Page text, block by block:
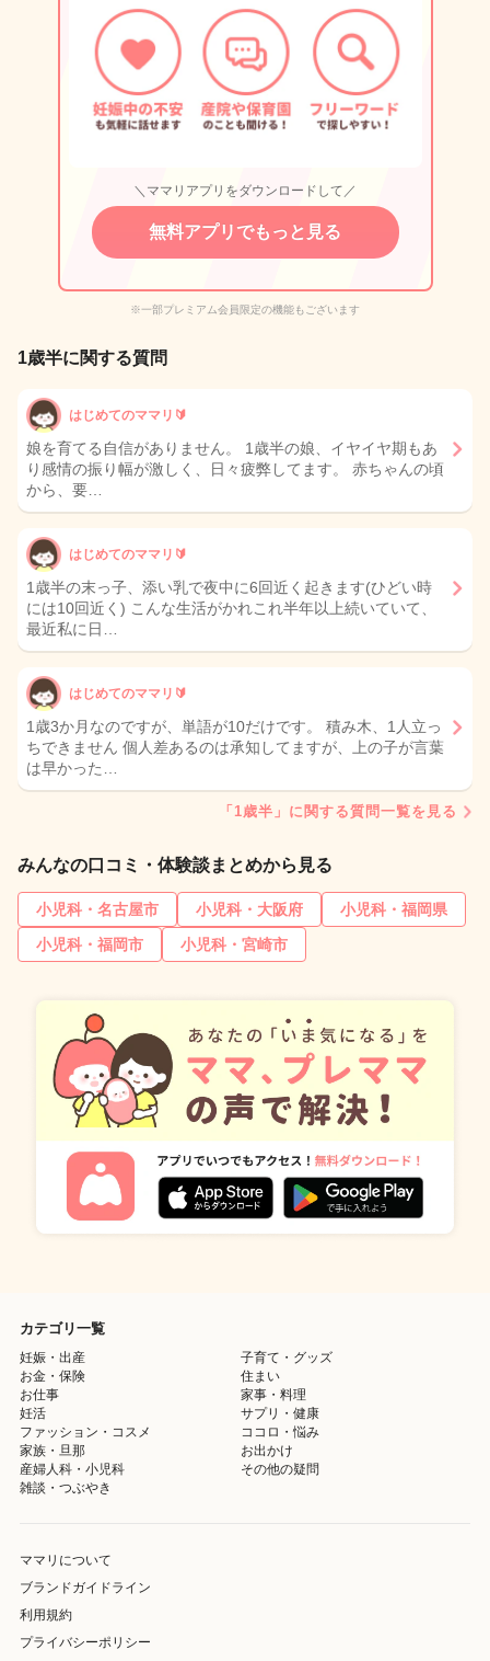
＼ママリアプリをダウンロードして／
無料アプリでもっと見る
※一部プレミアム会員限定の機能もございます
1歳半に関する質問
はじめてのママリ🔰
娘を育てる自信がありません。 1歳半の娘、イヤイヤ期もあ
り感情の振り幅が激しく、日々疲弊してます。 赤ちゃんの頃
から、要…
はじめてのママリ🔰
1歳半の末っ子、添い乳で夜中に6回近く起きます(ひどい時
には10回近く) こんな生活がかれこれ半年以上続いていて、
最近私に日…
はじめてのママリ🔰
1歳3か月なのですが、単語が10だけです。 積み木、1人立っ
ちできません 個人差あるのは承知してますが、上の子が言葉
は早かった…
「1歳半」に関する質問一覧を見る
みんなの口コミ・体験談まとめから見る
小児科・名古屋市 小児科・大阪府
小児科・福岡県
小児科・福岡市
小児科・宮崎市
カテゴリ一覧
妊娠・出産
子育て・グッズ
お金・保険
住まい
お仕事
家事・料理
妊活
サプリ・健康
ファッション・コスメ
ココロ・悩み
家族・旦那
お出かけ
産婦人科・小児科
その他の疑問
雑談・つぶやき
ママリについて
ブランドガイドライン
利用規約
プライバシーポリシー